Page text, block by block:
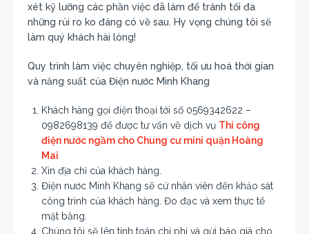
xét kỹ lưỡng các phần việc đã làm để tránh tối đa
những rủi ro ko đáng có về sau. Hy vọng chúng tôi sẽ
làm quý khách hài lòng!
Quy trình làm việc chuyên nghiệp, tối ưu hoá thời gian
và năng suất của Điện nước Minh Khang
Khách hàng gọi điện thoại tới số 0569342622 –
0982698139 để được tư vấn về dịch vụ Thi công
điện nước ngầm cho Chung cư mini quận Hoàng
Mai
Xin địa chỉ của khách hàng.
Điện nước Minh Khang sẽ cử nhân viên đến khảo sát
công trình của khách hàng. Đo đạc và xem thực tế
mặt bằng.
Chúng tôi sẽ lên tính toán chi phí và gừi báo giá cho